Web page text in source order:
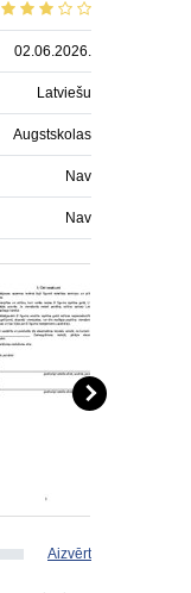
02.06.2026.
Latviešu
Augstskolas
Nav
Nav
Aizvērt